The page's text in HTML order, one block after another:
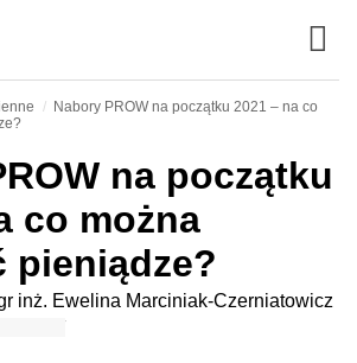
Nabory PROW na początku 2021 – na co
na początku
co można
pieniądze?
inż. Ewelina Marciniak-Czerniatowicz